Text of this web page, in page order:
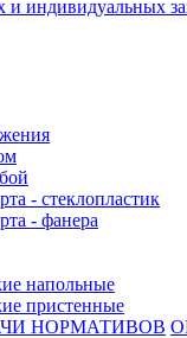
и индивидуальных
- стеклопластик
- фанера
напольные
пристенные
НОРМАТИВОВ